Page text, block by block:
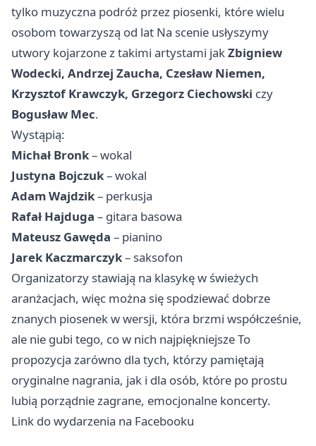
tylko muzyczna podróż przez piosenki, które wielu
osobom towarzyszą od lat Na scenie usłyszymy
utwory kojarzone z takimi artystami jakZbigniew
Wodecki, Andrzej Zaucha, Czesław Niemen,
Krzysztof Krawczyk, Grzegorz Ciechowski czy
Bogusław Mec.
Wystąpią:
Michał Bronk– wokal
Justyna Bojczuk– wokal
Adam Wajdzik– perkusja
Rafał Hajduga – gitara basowa
Mateusz Gawęda – pianino
Jarek Kaczmarczyk– saksofon
Organizatorzy stawiają na klasykę w świeżych
aranżacjach, więc można się spodziewać dobrze
znanych piosenek w wersji, która brzmi współcześnie,
ale nie gubi tego, co w nich najpiękniejsze To
propozycja zarówno dla tych, którzy pamiętają
oryginalne nagrania, jak i dla osób, które po prostu
lubią porządnie zagrane, emocjonalne koncerty.
Link do wydarzenia na Facebooku